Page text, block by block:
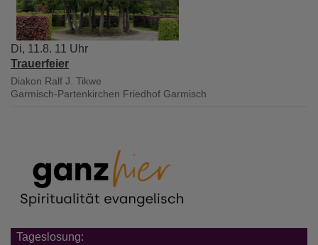
Di, 11.8. 11 Uhr
Trauerfeier
Diakon Ralf J. Tikwe
Garmisch-Partenkirchen Friedhof Garmisch
Tageslosung: